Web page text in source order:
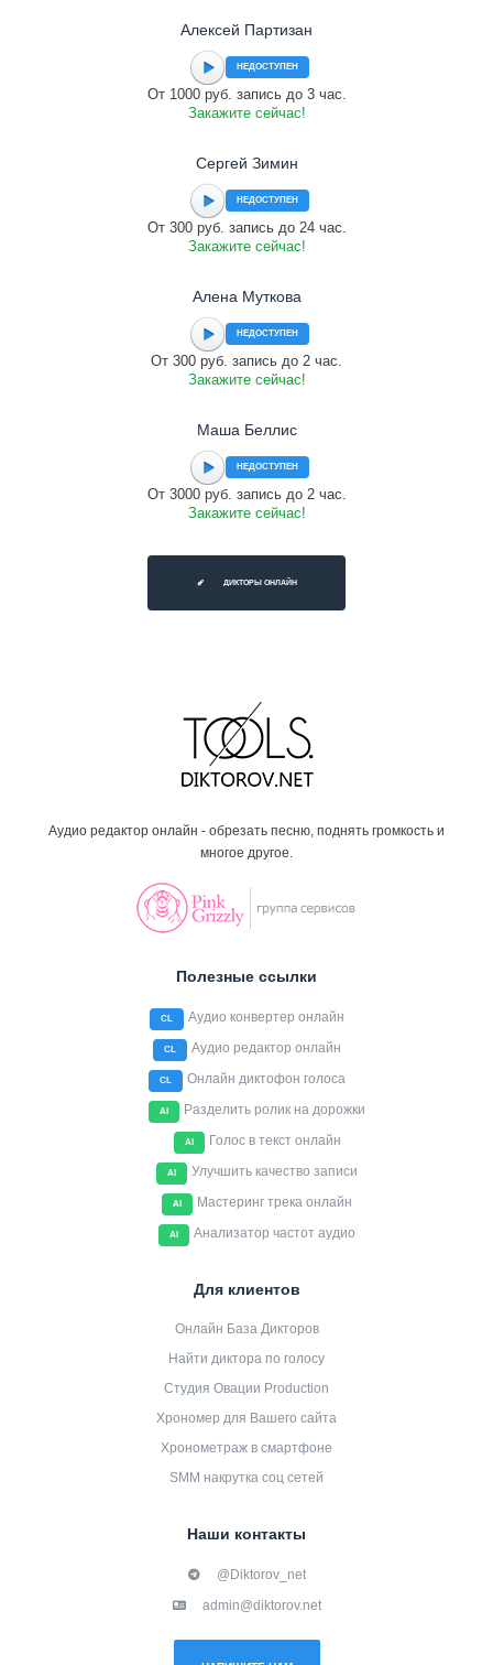
Алексей Партизан
НЕДОСТУПЕН
От 1000 руб. запись до 3 час.
Закажите сейчас!
Сергей Зимин
НЕДОСТУПЕН
От 300 руб. запись до 24 час.
Закажите сейчас!
Алена Муткова
НЕДОСТУПЕН
От 300 руб. запись до 2 час.
Закажите сейчас!
Маша Беллис
НЕДОСТУПЕН
От 3000 руб. запись до 2 час.
Закажите сейчас!
ДИКТОРЫ ОНЛАЙН
Аудио редактор онлайн - обрезать песню, поднять громкость и
многое другое.
Полезные ссылки
CL Аудио конвертер онлайн
CL Аудио редактор онлайн
CL Онлайн диктофон голоса
AI Разделить ролик на дорожки
AI Голос в текст онлайн
AI Улучшить качество записи
AI Мастеринг трека онлайн
AI Анализатор частот аудио
Для клиентов
Онлайн База Дикторов
Найти диктора по голосу
Студия Овации Production
Хрономер для Вашего сайта
Хронометраж в смартфоне
SMM накрутка соц сетей
Наши контакты
@Diktorov_net
admin@diktorov.net